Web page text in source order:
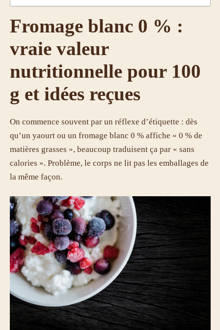
Fromage blanc 0 % :
vraie valeur
nutritionnelle pour 100
g et idées reçues
On commence souvent par un réflexe d’étiquette : dès
qu’un yaourt ou un fromage blanc 0 % affiche « 0 % de
matières grasses », beaucoup traduisent ça par « sans
calories ». Problème, le corps ne lit pas les emballages de
la même façon.